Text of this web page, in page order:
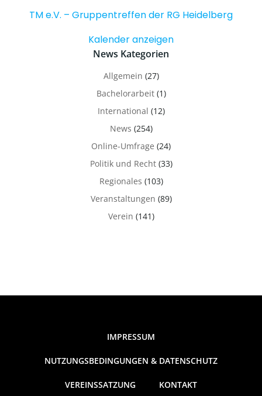
TM e.V. – Gruppentreffen der RG Heidelberg
Kalender anzeigen
News Kategorien
Allgemein (27)
Bachelorarbeit(1)
International (12)
News (254)
Online-Umfrage (24)
Politik und Recht(33)
Regionales (103)
Veranstaltungen (89)
Verein (141)
IMPRESSUM
NUTZUNGSBEDINGUNGEN & DATENSCHUTZ
VEREINSSATZUNG KONTAKT